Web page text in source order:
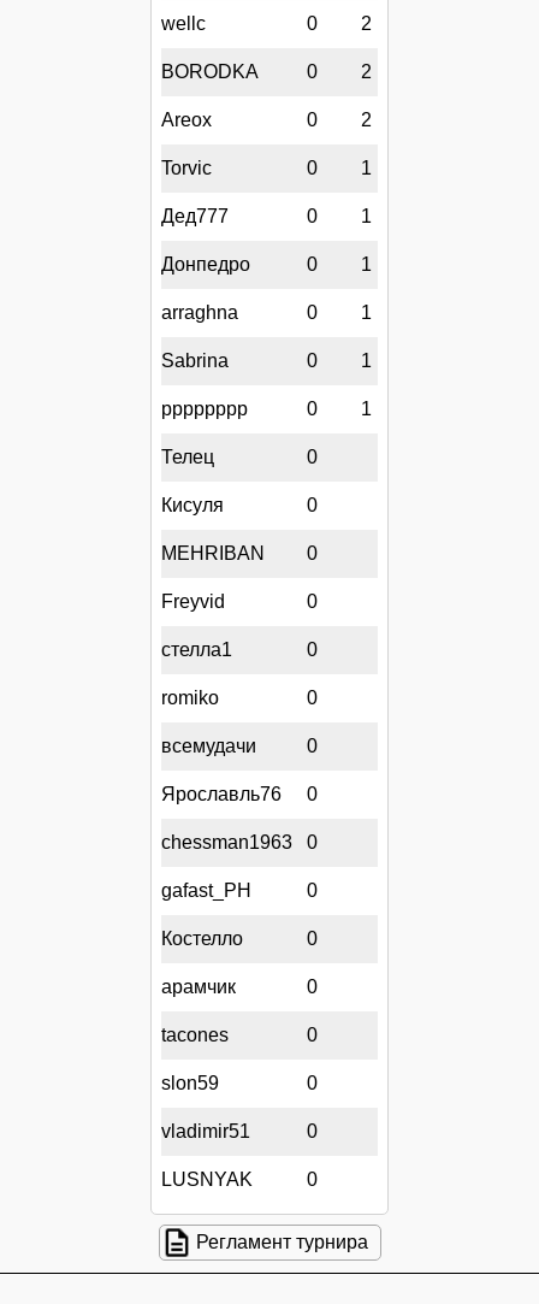
wellc 0 2
BORODKA 0 2
Areox 0 2
Torvic 0 1
Дед777 0 1
Донпедро 0 1
arraghna 0 1
Sabrina 0 1
рррррррр 0 1
Телец 0
Кисуля 0
MEHRIBAN 0
Freyvid 0
стелла1 0
romiko 0
всемудачи 0
Ярославль76 0
chessman1963 0
gafast_PH 0
Костелло 0
арамчик 0
tacones 0
slon59 0
vladimir51 0
LUSNYAK 0
Регламент турнира